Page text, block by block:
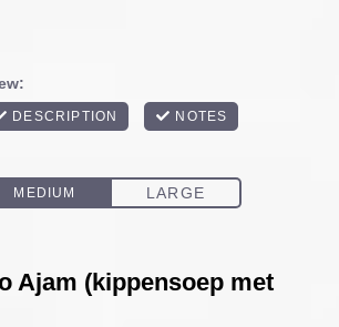
Ajam (kippensoep met